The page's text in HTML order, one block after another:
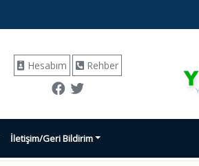
Hesabım Rehber
İletişim/Geri Bildirim